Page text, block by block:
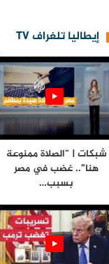
إيطاليا تلغراف TV
شبكات | “الصلاة ممنوعة
هنا”.. غضب في مصر
بسبب…